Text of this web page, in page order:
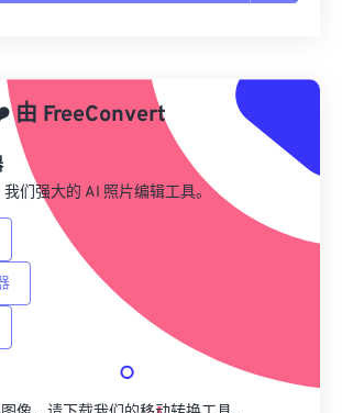
用
设
由 FreeConvert
们强大的 AI 照片编辑工具。